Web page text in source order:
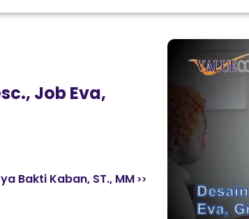
Job Eva,
Bakti Kaban, ST., MM